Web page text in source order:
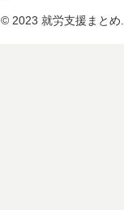
© 2023 就労支援まとめ.